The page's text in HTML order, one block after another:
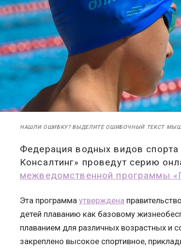
НАШЛИ ОШИБКУ? ВЫДЕЛИТЕ ОШИБОЧНЫЙ ТЕКСТ
Федерация водных видов
Консалтинг» проведут серию
межведомственной программы
Эта программа утверждена
детей плаванию как базовому
плаванием для различных возрастных и
закреплено высокое спортивное,